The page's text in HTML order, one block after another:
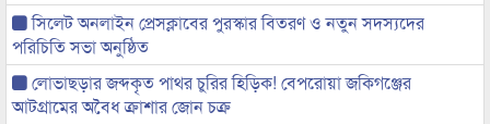
সিলেট অনলাইন প্রেসক্লাবের পুরস্কার বিতরণ ও নতুন সদস্যদের
পরিচিতি সভা অনুষ্ঠিত
লোভাছড়ার জব্দকৃত পাথর চুরির হিড়িক! বেপরোয়া জকিগঞ্জের
আটগ্রামের অবৈধ ক্রাশার জোন চক্র